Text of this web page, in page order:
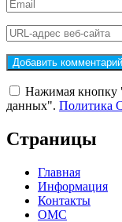
Нажимая кнопку
данных". Политика
Страницы
Главная
Информация
Контакты
ОМС